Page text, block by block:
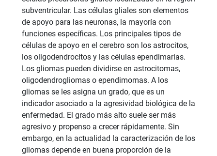
subventricular. Las células gliales son elementos
de apoyo para las neuronas, la mayoría con
funciones específicas. Los principales tipos de
células de apoyo en el cerebro son los astrocitos,
los oligodendrocitos y las células ependimarias.
Los gliomas pueden dividirse en astrocitomas,
oligodendrogliomas o ependimomas. A los
gliomas se les asigna un grado, que es un
indicador asociado a la agresividad biológica de la
enfermedad. El grado más alto suele ser más
agresivo y propenso a crecer rápidamente. Sin
embargo, en la actualidad la caracterización de los
gliomas depende en buena proporción de la